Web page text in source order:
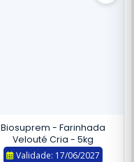
Biosuprem - Farinhada
Velouté Cria - 5kg
Validade: 17/06/2027